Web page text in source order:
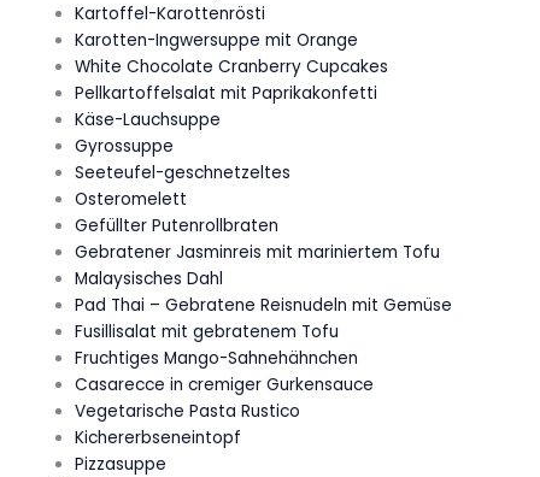
Kartoffel-Karottenrösti
Karotten-Ingwersuppe mit Orange
White Chocolate Cranberry Cupcakes
Pellkartoffelsalat mit Paprikakonfetti
Käse-Lauchsuppe
Gyrossuppe
Seeteufel-geschnetzeltes
Osteromelett
Gefüllter Putenrollbraten
Gebratener Jasminreis mit mariniertem Tofu
Malaysisches Dahl
Pad Thai – Gebratene Reisnudeln mit Gemüse
Fusillisalat mit gebratenem Tofu
Fruchtiges Mango-Sahnehähnchen
Casarecce in cremiger Gurkensauce
Vegetarische Pasta Rustico
Kichererbseneintopf
Pizzasuppe